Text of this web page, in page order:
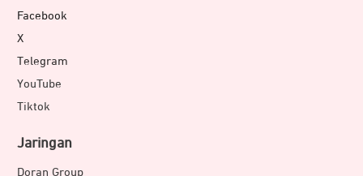
Facebook
X
Telegram
YouTube
Tiktok
Jaringan
Doran Group